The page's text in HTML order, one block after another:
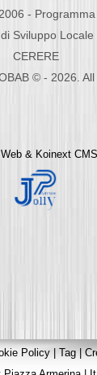
-
Sviluppo
CERERE
© - 2026. All
& Koinext
Policy | Tag|